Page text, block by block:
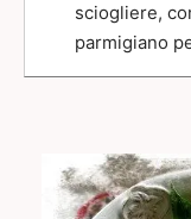
sciogliere,
parmigiano